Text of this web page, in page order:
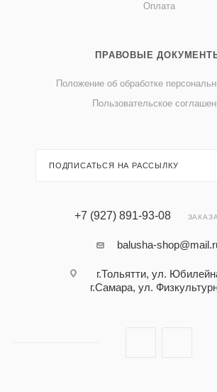
Оплата
ПРАВОВЫЕ
Положение об обработке
Пользовательское
ПОДПИСАТЬСЯ НА РАССЫЛКУ
+7 (927) 891-93-08
balusha-
г.Тольятти, ул.
г.Самара, ул.